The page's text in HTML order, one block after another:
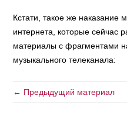
Кстати, такое же наказание
интернета, которые сейчас
материалы с фрагментами
музыкального телеканала:
← Предыдущий материал